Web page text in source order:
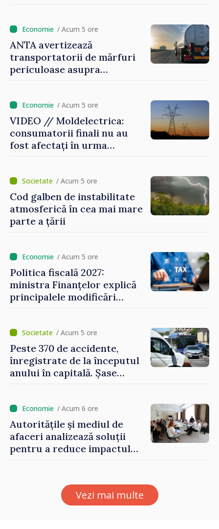
/ Acum 5 ore
ANTA avertizează
transportatorii de mărfuri
periculoase asupra
/ Acum 5 ore
VIDEO // Moldelectrica:
consumatorii finali nu au
fost afectați în urma
reparație vor fi efectuate în
regim prioritar
/ Acum 5 ore
Cod galben de instabilitate
atmosferică în cea mai mare
parte a țării
/ Acum 5 ore
Politica fiscală 2027:
ministra Finanțelor explică
principalele modificări
locale și rutiere
/ Acum 5 ore
Peste 370 de accidente,
înregistrate de la începutul
anului în capitală. Șase
/ Acum 6 ore
Autoritățile și mediul de
afaceri analizează soluții
pentru a reduce impactul
Vezi mai multe